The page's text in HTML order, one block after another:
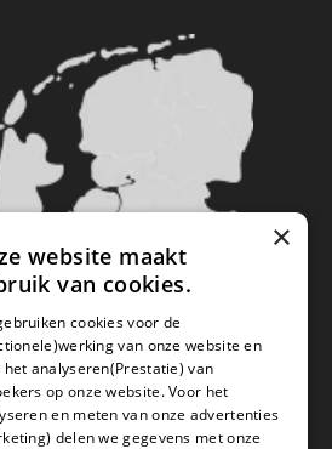
×
website maakt
van cookies.
cookies voor de
van onze website en
het analyseren(Prestatie) van
op onze website. Voor het
en meten van onze advertenties
delen we gegevens met onze